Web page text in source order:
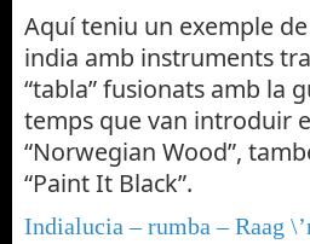
Aquí teniu un exemple
india amb instruments
“tabla” fusionats amb la
temps que van introduir
“Norwegian Wood”,
“Paint It Black”.
Indialucia – rumba – Raag